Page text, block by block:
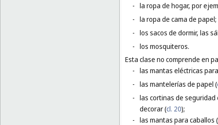
- la ropa de hogar, por
- la ropa de cama de papel;
- los sacos de dormir, las
- los mosquiteros.
Esta clase no comprende en
- las mantas eléctricas
- las mantelerías de papel (
- las cortinas de seguridad
decorar (cl. 20);
- las mantas para caballos (